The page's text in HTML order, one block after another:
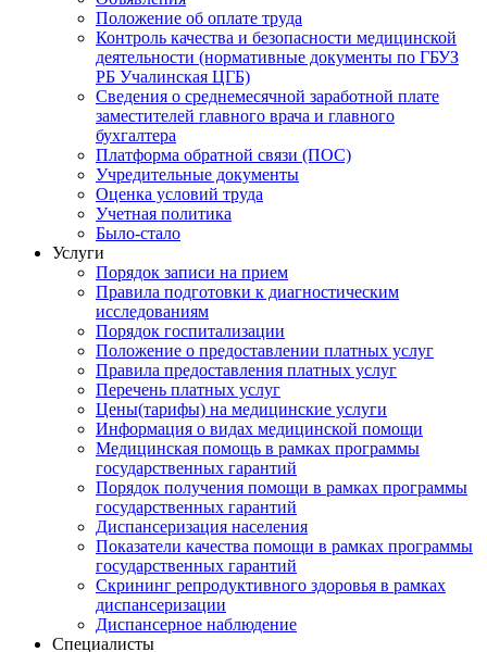
Положение об оплате труда
Контроль качества и безопасности медицинской
деятельности (нормативные документы по ГБУЗ
РБ Учалинская ЦГБ)
Сведения о среднемесячной заработной плате
заместителей главного врача и главного
бухгалтера
Платформа обратной связи (ПОС)
Учредительные документы
Оценка условий труда
Учетная политика
Было-стало
Услуги
Порядок записи на прием
Правила подготовки к диагностическим
исследованиям
Порядок госпитализации
Положение о предоставлении платных услуг
Правила предоставления платных услуг
Перечень платных услуг
Цены(тарифы) на медицинские услуги
Информация о видах медицинской помощи
Медицинская помощь в рамках программы
государственных гарантий
Порядок получения помощи в рамках программы
государственных гарантий
Диспансеризация населения
Показатели качества помощи в рамках программы
государственных гарантий
Скрининг репродуктивного здоровья в рамках
диспансеризации
Диспансерное наблюдение
Специалисты